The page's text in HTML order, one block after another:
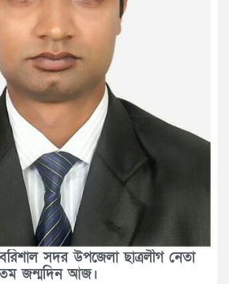
সদর উপজেলা ছাত্রলীগ নেতা
জন্মদিন আজ।